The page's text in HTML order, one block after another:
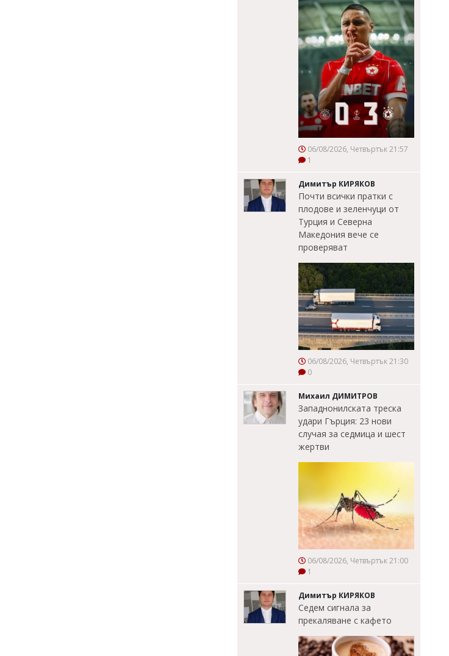
06/08/2026, Четвъртък 21:57
1
Димитър КИРЯКОВ
Почти всички пратки с
плодове и зеленчуци от
Турция и Северна
Македония вече се
проверяват
06/08/2026, Четвъртък 21:30
0
Михаил ДИМИТРОВ
Западнонилската треска
удари Гърция: 23 нови
случая за седмица и шест
жертви
06/08/2026, Четвъртък 21:00
1
Димитър КИРЯКОВ
Седем сигнала за
прекаляване с кафето